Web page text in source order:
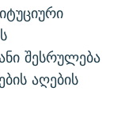
შესრულება
აღების